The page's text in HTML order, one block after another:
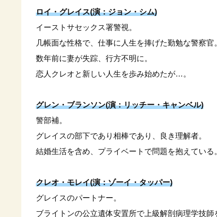
ロイ・グレイス(演：ジョン・シム)
イーストサセックス署警視。
几帳面な性格で、仕事に人生を捧げた勤勉な警察官
数年前に妻が失踪、行方不明に。
恋人クレオと新しい人生を歩み始めたが…。
グレン・ブランソン(演：リッチー・キャンベル)
警部補。
グレイスの部下であり相棒であり、良き理解者。
結婚生活を含め、プライベートで問題を抱えている
クレオ・モレイ(演：ゾーイ・タッパー)
グレイスのパートナー。
ブライトンの公立遺体安置所で上級解剖病理学技師